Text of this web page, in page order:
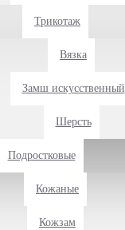
Трикотаж
Вязка
Замш искусственный
Шерсть
Подростковые
Кожаные
Кожзам